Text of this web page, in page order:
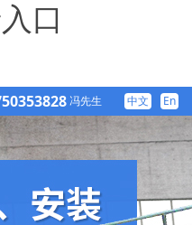
口
冯先生 中文 En